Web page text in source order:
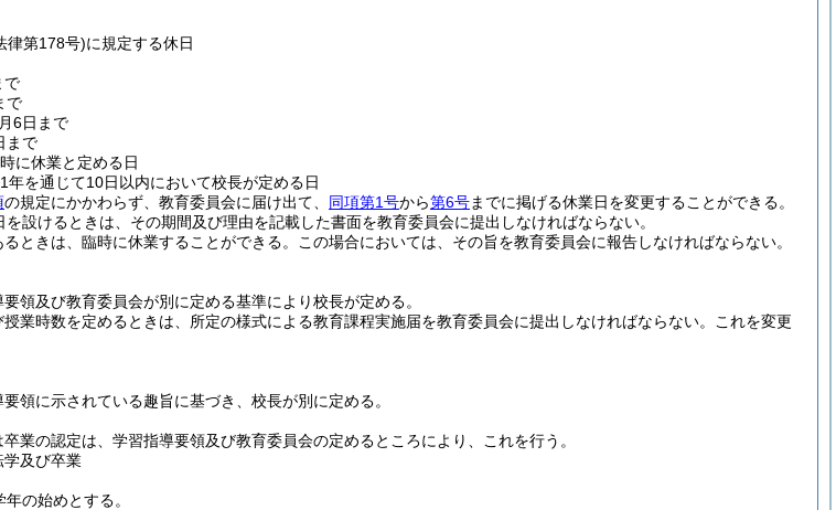
律第178号)に規定する休日
で
で
6日まで
まで
に休業と定める日
を通じて10日以内において校長が定める日
の規定にかかわらず、教育委員会に届け出て、 同項第1号から第6号までに掲げる休業日を変更することができる。
設けるときは、その期間及び理由を記載した書面を教育委員会に提出しなければならない。
ときは、臨時に休業することができる。
この場合においては、その旨を教育委員会に報告しなければならない。
領及び教育委員会が別に定める基準により校長が定める。
業時数を定めるときは、所定の様式による教育課程実施届を教育委員会に提出しなければならない。
これを変更
領に示されている趣旨に基づき、校長が別に定める。
業の認定は、学習指導要領及び教育委員会の定めるところにより、これを行う。
学及び卒業
の始めとする。